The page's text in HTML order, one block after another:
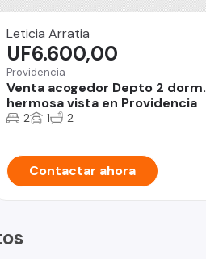
Leticia Arratia
Providencia
Venta acogedor Depto 2 dorm.
hermosa vista en Providencia
UF6.600,00
2 1 2
Contactar ahora